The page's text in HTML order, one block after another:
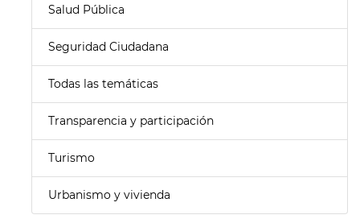
Salud Pública
Seguridad Ciudadana
Todas las temáticas
Transparencia y participación
Turismo
Urbanismo y vivienda